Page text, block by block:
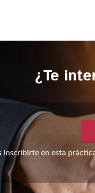
¿Te
inscribirte en esta